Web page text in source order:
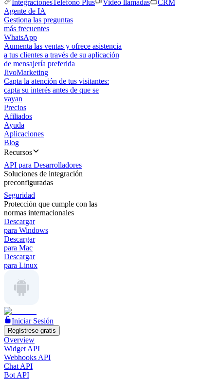
IntegracionesTeléfono Plus Video llamadas
CRM
Agente de IA
Gestiona las preguntas
más frecuentes
WhatsApp
Aumenta las ventas y ofrece asistencia
a tus clientes a través de su aplicación
de mensajería preferida
JivoMarketing
Capta la atención de tus visitantes:
capta su interés antes de que se
vayan
Precios
Afiliados
Ayuda
Aplicaciones
Blog
Recursos
API para Desarrolladores
Soluciones de integración
preconfiguradas
Seguridad
Protección que cumple con las
normas internacionales
Descargar
para Windows
Descargar
para Mac
Descargar
para Linux
Iniciar Sesión
Regístrese gratis
Overview
Widget API
Webhooks API
Chat API
Bot API